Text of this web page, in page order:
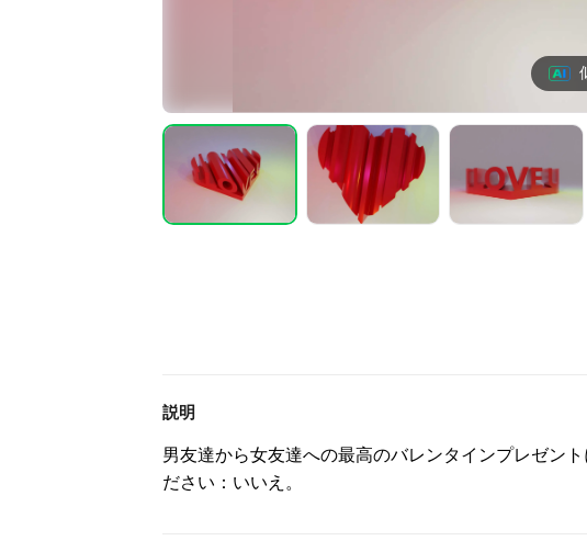
説明
男友達から女友達への最高のバレンタインプレゼン
ださい：いいえ。